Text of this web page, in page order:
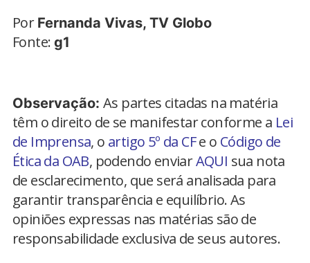
Por Fernanda Vivas, TV Globo
Fonte: g1
Observação: As partes citadas na matéria
têm o direito de se manifestar conforme a Lei
de Imprensa, o artigo 5º da CFe o Código de
Ética da OAB, podendo enviarAQUI sua nota
de esclarecimento, que será analisada para
garantir transparência e equilíbrio. As
opiniões expressas nas matérias são de
responsabilidade exclusiva de seus autores.